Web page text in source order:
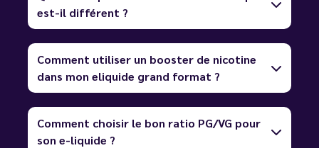
est-il différent ?
Comment utiliser un booster de nicotine
dans mon eliquide grand format ?
Comment choisir le bon ratio PG/VG pour
son e-liquide ?